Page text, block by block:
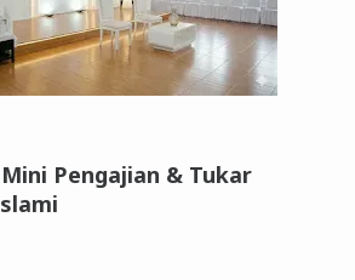
Pengajian & Tukar